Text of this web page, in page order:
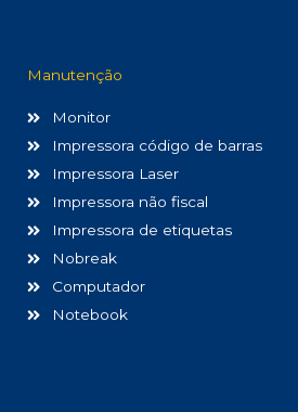
Manutenção
Monitor
Impressora código de barras
Impressora Laser
Impressora não fiscal
Impressora de etiquetas
Nobreak
Computador
Notebook